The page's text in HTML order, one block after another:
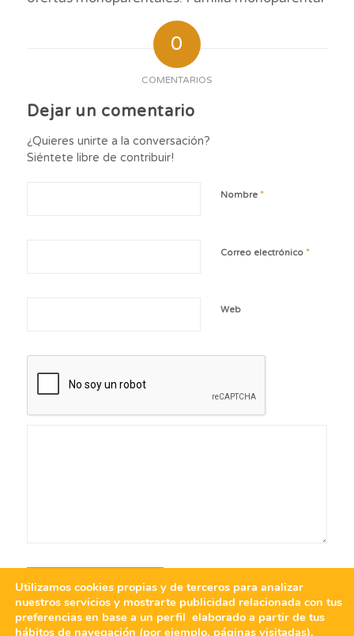
0
COMENTARIOS
Dejar un comentario
¿Quieres unirte a la conversación?
Siéntete libre de contribuir!
Nombre *
Correo electrónico *
Web
Utilizamos cookies propias y de terceros para analizar
nuestros servicios y mostrarte publicidad relacionada con tus
preferencias en base a un perfil elaborado a partir de tus
hábitos de navegación (por ejemplo, páginas visitadas).